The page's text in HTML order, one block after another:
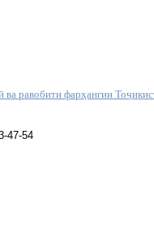
ва равобити фарҳангии